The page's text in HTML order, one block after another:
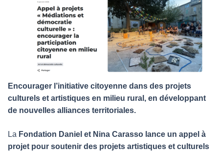
Encourager l’initiative citoyenne dans des projets
culturels et artistiques en milieu rural, en développant
de nouvelles alliances territoriales.
La Fondation Daniel et Nina Carasso lance un appel à
projet pour soutenir des projets artistiques et culturels